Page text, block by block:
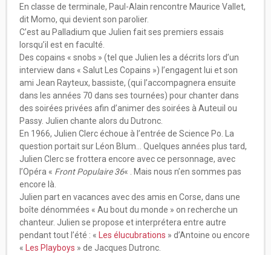
En classe de terminale, Paul-Alain rencontre Maurice Vallet,
dit Momo, qui devient son parolier.
C’est au Palladium que Julien fait ses premiers essais
lorsqu’il est en faculté.
Des copains « snobs » (tel que Julien les a décrits lors d’un
interview dans « Salut Les Copains ») l’engagent lui et son
ami Jean Rayteux, bassiste, (qui l’accompagnera ensuite
dans les années 70 dans ses tournées) pour chanter dans
des soirées privées afin d’animer des soirées à Auteuil ou
Passy. Julien chante alors du Dutronc.
En 1966, Julien Clerc échoue à l’entrée de Science Po. La
question portait sur Léon Blum… Quelques années plus tard,
Julien Clerc se frottera encore avec ce personnage, avec
l’Opéra « Front Populaire 36« . Mais nous n’en sommes pas
encore là.
Julien part en vacances avec des amis en Corse, dans une
boîte dénommées « Au bout du monde » on recherche un
chanteur. Julien se propose et interprétera entre autre
pendant tout l’été : «
Les élucubrations » d’Antoine ou encore
«
Les Playboys » de Jacques Dutronc.